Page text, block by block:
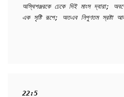
অস্থিপঞ্জরকে ঢেকে দিই মাংস দ্বারা;
এক সৃষ্টি রূপে; অতএব নিপুণতম স্রষ্টা
22:5